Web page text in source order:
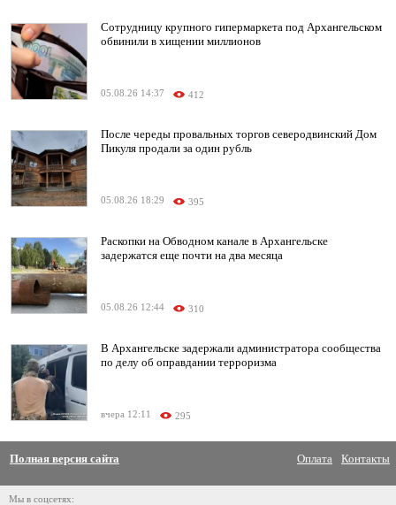
Сотрудницу крупного гипермаркета под Архангельском
обвинили в хищении миллионов
05.08.26 14:37 412
После череды провальных торгов северодвинский Дом
Пикуля продали за один рубль
05.08.26 18:29 395
Раскопки на Обводном канале в Архангельске
задержатся еще почти на два месяца
05.08.26 12:44 310
В Архангельске задержали администратора сообщества
по делу об оправдании терроризма
вчера 12:11 295
Полная версия сайта Оплата Контакты
Мы в соцсетях: